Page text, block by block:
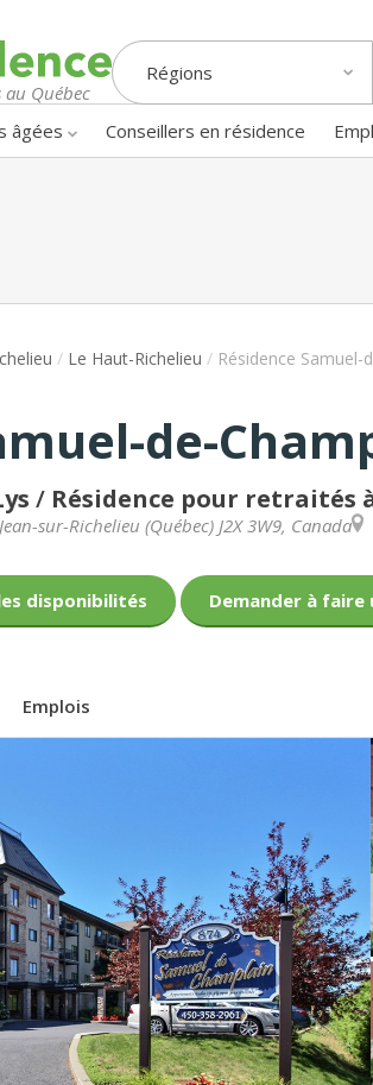
Québec
Régions
âgées Conseillers en résidence
/ Le Haut-Richelieu / Résidence Samuel-
de-
/ Résidence pour retraités
sur-Richelieu (Québec) J2X 3W9, Canada
disponibilités Demander à faire
Emplois